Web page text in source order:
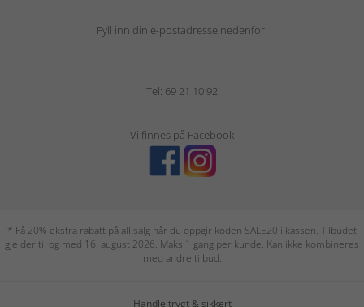
Fyll inn din e-postadresse nedenfor.
Tel: 69 21 10 92
Vi finnes på Facebook
* Få 20% ekstra rabatt på all salg når du oppgir koden SALE20 i kassen. Tilbudet
gjelder til og med 16. august 2026. Maks 1 gang per kunde. Kan ikke kombineres
med andre tilbud.
Handle trygt & sikkert